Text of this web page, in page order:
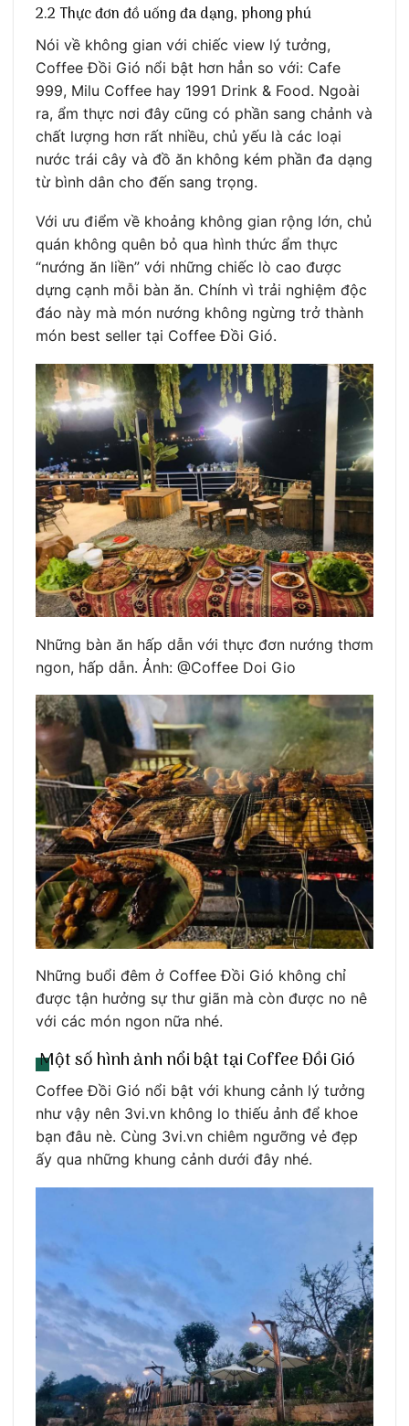
2.2 Thực đơn đồ uống đa dạng, phong phú
Nói về không gian với chiếc view lý tưởng,
Coffee Đồi Gió nổi bật hơn hẳn so với: Cafe
999, Milu Coffee hay 1991 Drink & Food. Ngoài
ra, ẩm thực nơi đây cũng có phần sang chảnh và
chất lượng hơn rất nhiều, chủ yếu là các loại
nước trái cây và đồ ăn không kém phần đa dạng
từ bình dân cho đến sang trọng.
Với ưu điểm về khoảng không gian rộng lớn, chủ
quán không quên bỏ qua hình thức ẩm thực
“nướng ăn liền” với những chiếc lò cao được
dựng cạnh mỗi bàn ăn. Chính vì trải nghiệm độc
đáo này mà món nướng không ngừng trở thành
món best seller tại Coffee Đồi Gió.
Những bàn ăn hấp dẫn với thực đơn nướng thơm
ngon, hấp dẫn. Ảnh: @Coffee Doi Gio
Những buổi đêm ở Coffee Đồi Gió không chỉ
được tận hưởng sự thư giãn mà còn được no nê
với các món ngon nữa nhé.
Một số hình ảnh nổi bật tại Coffee Đồi Gió
Coffee Đồi Gió nổi bật với khung cảnh lý tưởng
như vậy nên 3vi.vn không lo thiếu ảnh để khoe
bạn đâu nè. Cùng 3vi.vn chiêm ngưỡng vẻ đẹp
ấy qua những khung cảnh dưới đây nhé.